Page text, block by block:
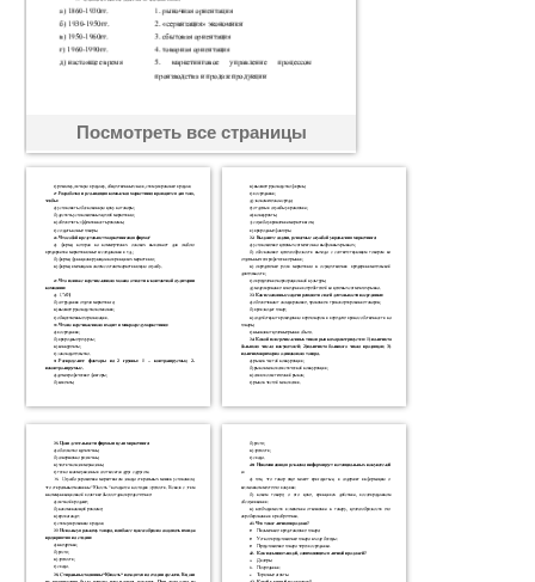
Посмотреть все страницы